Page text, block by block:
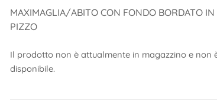
MAXIMAGLIA/ABITO CON FONDO BORDATO IN
PIZZO
Il prodotto non è attualmente in magazzino e non
disponibile.